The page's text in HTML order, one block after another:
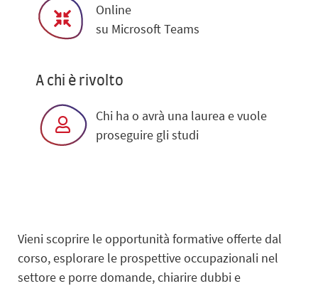
Online
su Microsoft Teams
A chi è rivolto
Chi ha o avrà una laurea e vuole
proseguire gli studi
Vieni scoprire le opportunità formative offerte dal
corso, esplorare le prospettive occupazionali nel
settore e porre domande, chiarire dubbi e